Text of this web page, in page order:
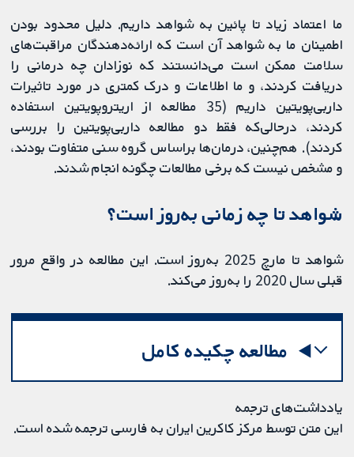
ما اعتماد زیاد تا پائین به شواهد داریم. دلیل محدود بودن
اطمینان ما به شواهد آن است که ارائه‌دهندگان مراقبت‌های
سلامت ممکن است می‌دانستند که نوزادان چه درمانی را
دریافت کردند، و ما اطلاعات و درک کمتری در مورد تاثیرات
داربی‌پویتین داریم (35 مطالعه از اریتروپویتین استفاده
کردند، درحالی‌که فقط دو مطالعه داربی‌پویتین را بررسی
کردند). هم‌چنین، درمان‌ها براساس گروه سنی متفاوت بودند،
و مشخص نیست که برخی مطالعات چگونه انجام شدند.
شواهد تا چه زمانی به‌روز است؟
شواهد تا مارچ 2025 به‌روز است. این مطالعه در واقع مرور
قبلی سال 2020 را به‌روز می‌کند.
مطالعه چکیده کامل
یادداشت‌های ترجمه
این متن توسط مرکز کاکرین ایران به فارسی ترجمه شده است.